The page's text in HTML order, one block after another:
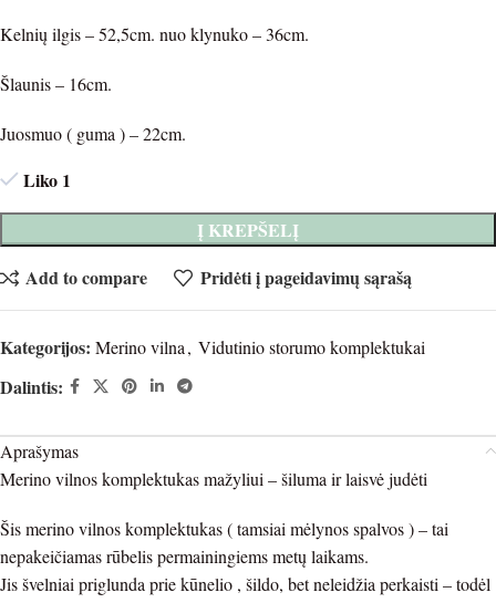
Kelnių ilgis – 52,5cm. nuo klynuko – 36cm.
Šlaunis – 16cm.
Juosmuo ( guma ) – 22cm.
Liko 1
Į KREPŠELĮ
Add to compare
Pridėti į pageidavimų sąrašą
Kategorijos: Merino vilna, Vidutinio storumo komplektukai
Dalintis:
Aprašymas
Merino vilnos komplektukas mažyliui – šiluma ir laisvė judėti
Šis merino vilnos komplektukas ( tamsiai mėlynos spalvos ) – tai
nepakeičiamas rūbelis permainingiems metų laikams.
Jis švelniai priglunda prie kūnelio , šildo, bet neleidžia perkaisti – todėl